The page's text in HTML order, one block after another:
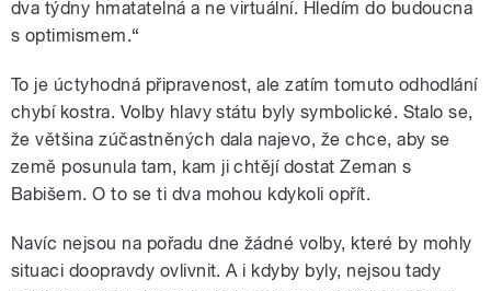
dva týdny hmatatelná a ne virtuální. Hledím do budoucna
s optimismem.“
To je úctyhodná připravenost, ale zatím tomuto odhodlání
chybí kostra. Volby hlavy státu byly symbolické. Stalo se,
že většina zúčastněných dala najevo, že chce, aby se
země posunula tam, kam ji chtějí dostat Zeman s
Babišem. O to se ti dva mohou kdykoli opřít.
Navíc nejsou na pořadu dne žádné volby, které by mohly
situaci doopravdy ovlivnit. A i kdyby byly, nejsou tady